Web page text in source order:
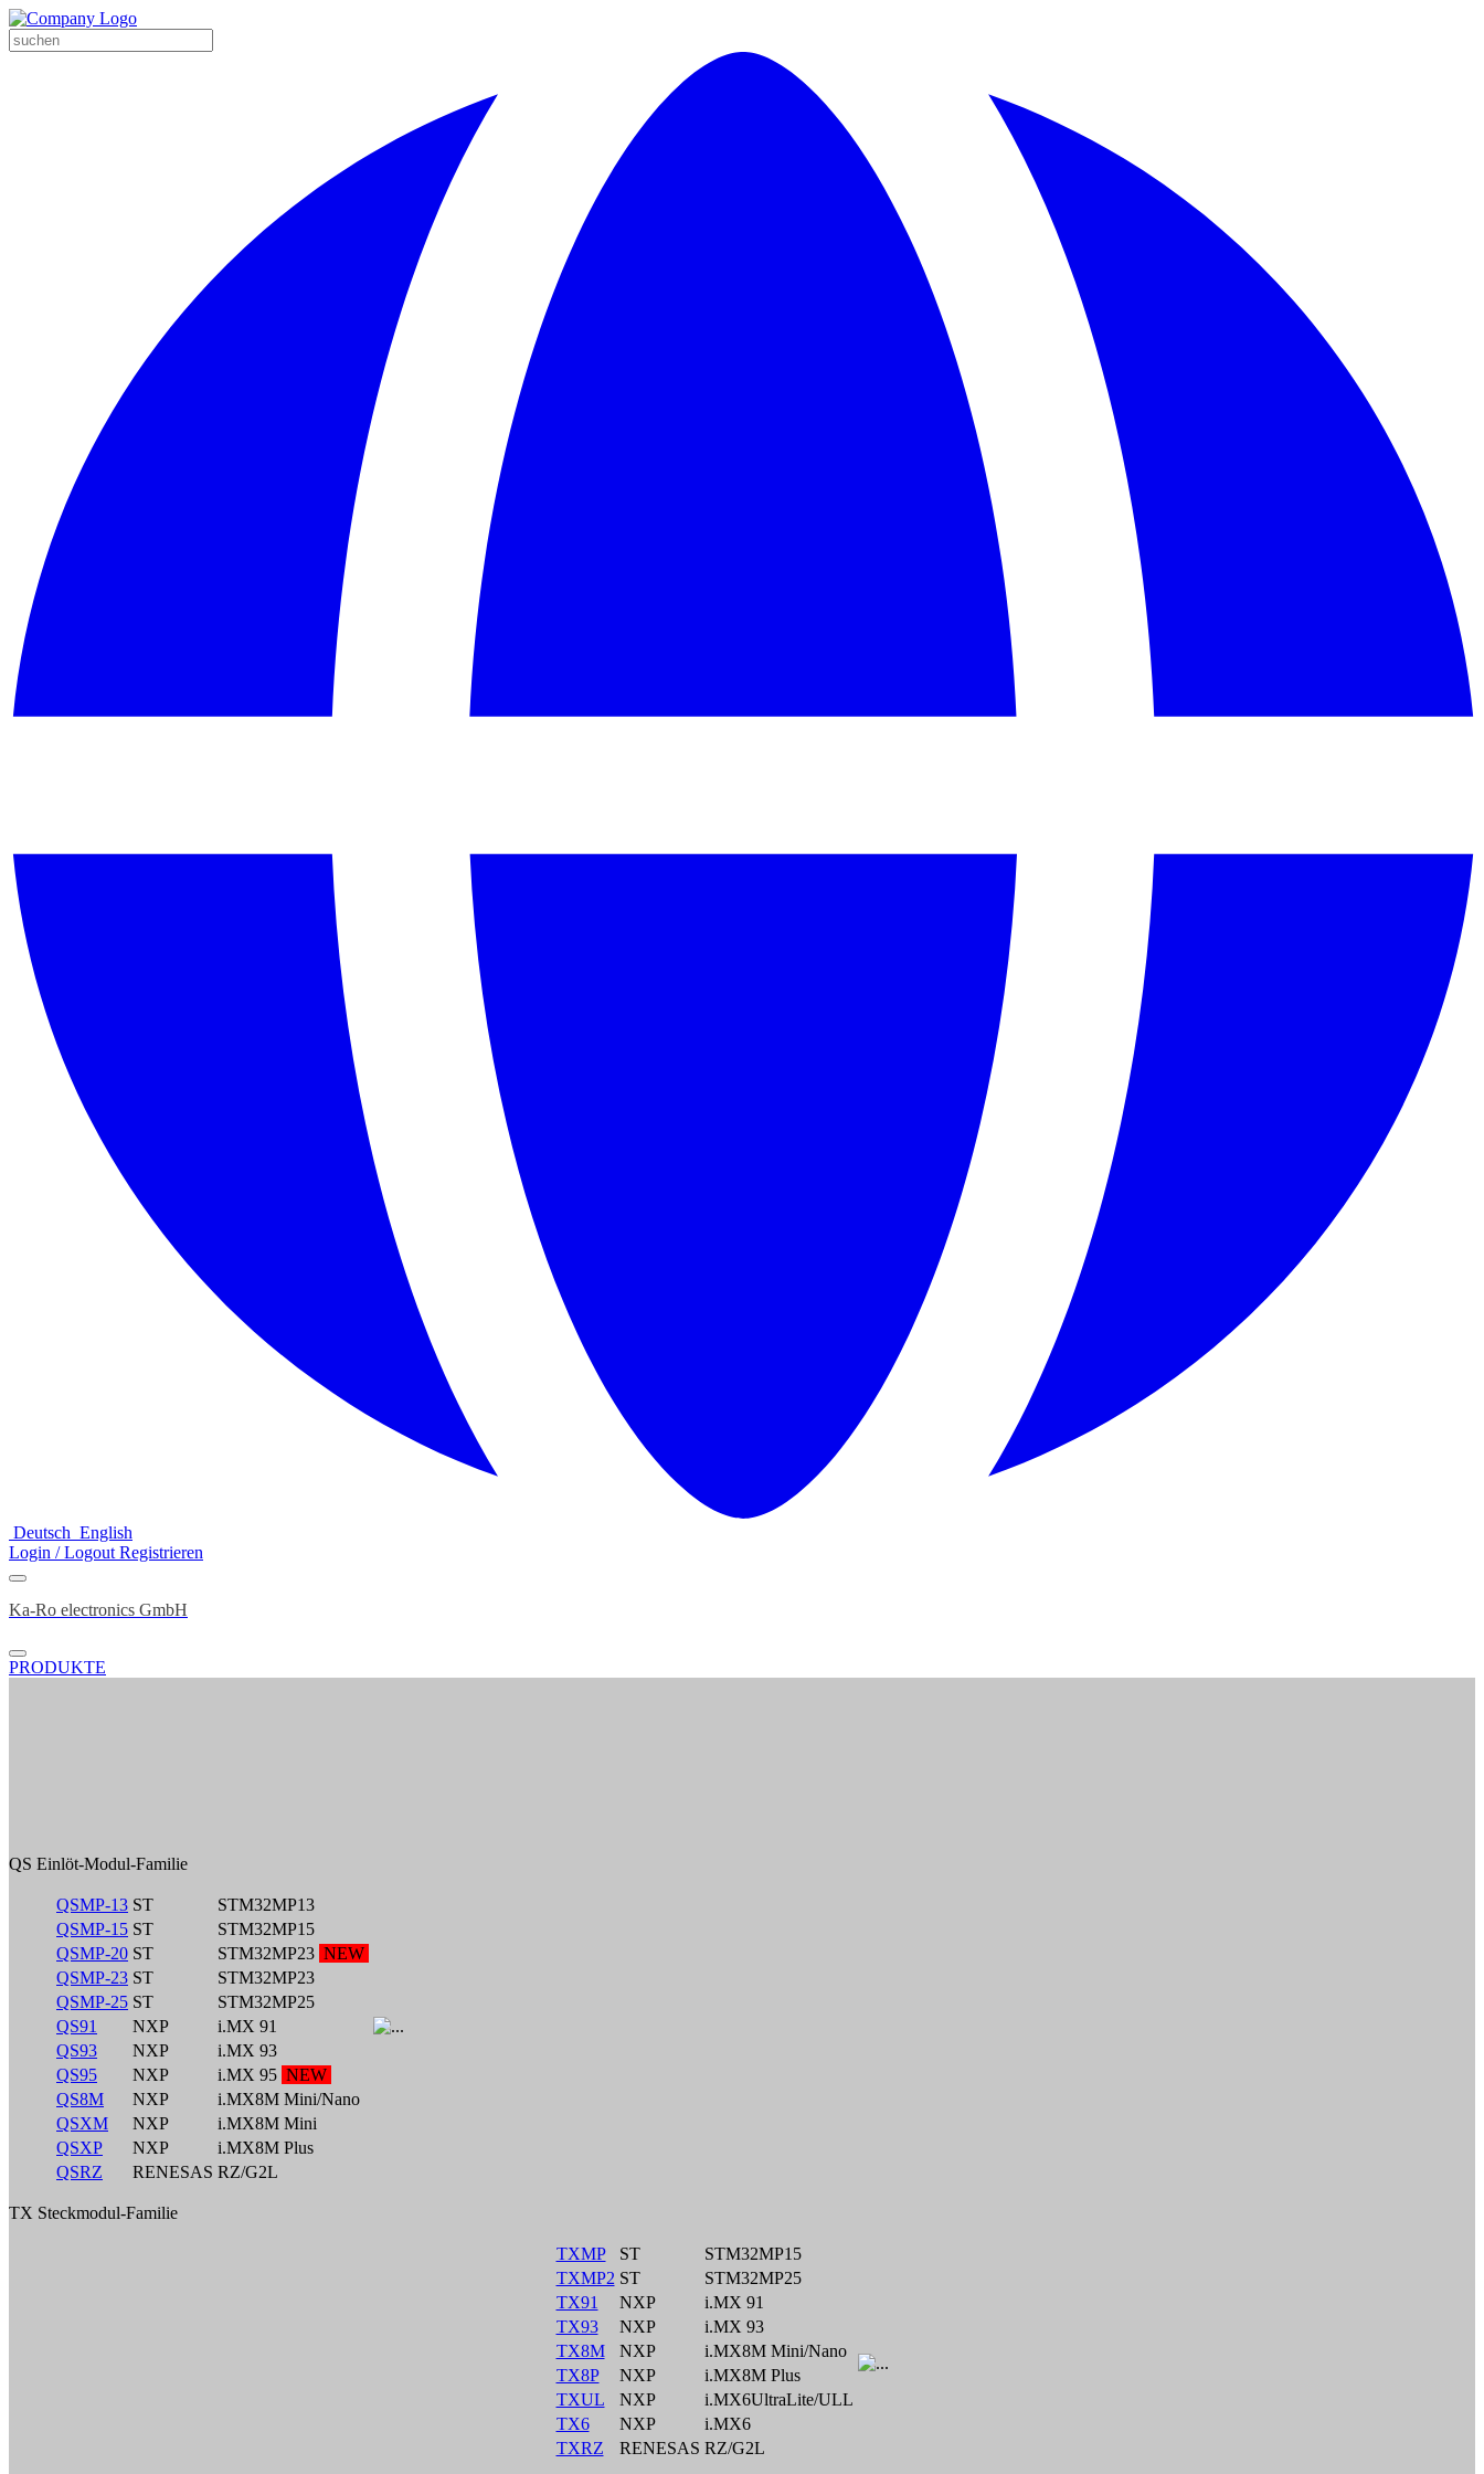
Deutsch English
Login / Logout Registrieren
Ka-Ro electronics GmbH
PRODUKTE
QS Einlöt-Modul-Familie
QSMP-13 ST
STM32MP13
QSMP-15 ST
STM32MP15
QSMP-20 ST STM32MP23 NEW
QSMP-23 ST
STM32MP23
QSMP-25 ST
STM32MP25
QS91
NXP
i.MX 91
QS93
NXP
i.MX 93
QS95
NXP i.MX 95 NEW
QS8M
NXP
i.MX8M Mini/Nano
QSXM
NXP
i.MX8M Mini
QSXP
NXP
i.MX8M Plus
QSRZ
RENESAS RZ/G2L
TX Steckmodul-Familie
TXMP ST
STM32MP15
TXMP2 ST
STM32MP25
TX91
NXP
i.MX 91
TX93
NXP
i.MX 93
TX8M
NXP
i.MX8M Mini/Nano
TX8P
NXP
i.MX8M Plus
TXUL
NXP
i.MX6UltraLite/ULL
TX6
NXP
i.MX6
TXRZ
RENESAS RZ/G2L